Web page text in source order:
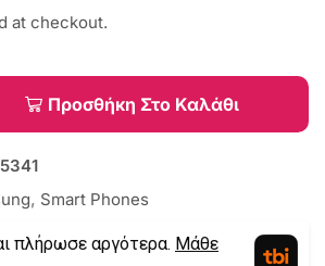
at checkout.
Προσθήκη Στο Καλάθι
, Smart Phones
πλήρωσε αργότερα. Μάθε